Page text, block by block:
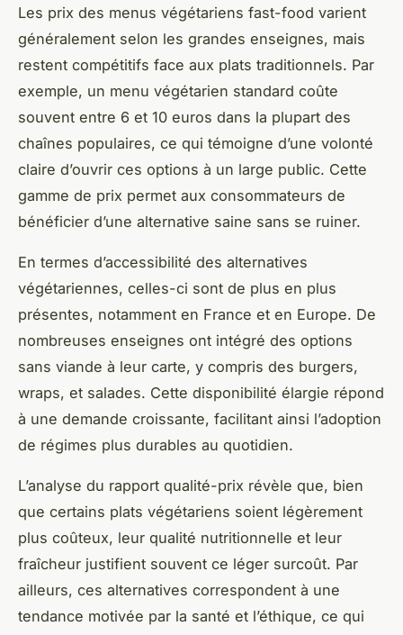
Les prix des menus végétariens fast-food varient
généralement selon les grandes enseignes, mais
restent compétitifs face aux plats traditionnels. Par
exemple, un menu végétarien standard coûte
souvent entre 6 et 10 euros dans la plupart des
chaînes populaires, ce qui témoigne d’une volonté
claire d’ouvrir ces options à un large public. Cette
gamme de prix permet aux consommateurs de
bénéficier d’une alternative saine sans se ruiner.
En termes d’accessibilité des alternatives
végétariennes, celles-ci sont de plus en plus
présentes, notamment en France et en Europe. De
nombreuses enseignes ont intégré des options
sans viande à leur carte, y compris des burgers,
wraps, et salades. Cette disponibilité élargie répond
à une demande croissante, facilitant ainsi l’adoption
de régimes plus durables au quotidien.
L’analyse du rapport qualité-prix révèle que, bien
que certains plats végétariens soient légèrement
plus coûteux, leur qualité nutritionnelle et leur
fraîcheur justifient souvent ce léger surcoût. Par
ailleurs, ces alternatives correspondent à une
tendance motivée par la santé et l’éthique, ce qui